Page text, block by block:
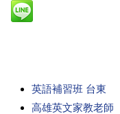
英語補習班 台東
高雄英文家教老師